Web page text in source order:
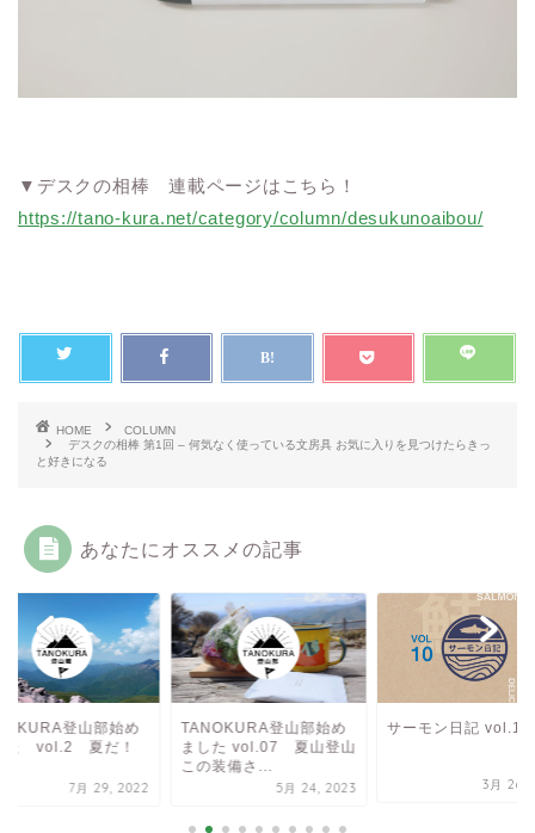
▼デスクの相棒 連載ページはこちら！
https://tano-kura.net/category/column/desukunoaibou/
HOME
COLUMN
デスクの相棒 第1回 – 何気なく使っている文房具 お気に入りを見つけたらきっ
と好きになる
あなたにオススメの記事
登山部始め
た vol.2 夏だ！
7月 29, 2022
TANOKURA登山部始め
ました vol.07 夏山登山
この装備さ...
5月 24, 2023
サーモン日記 vol.10
3月 26,